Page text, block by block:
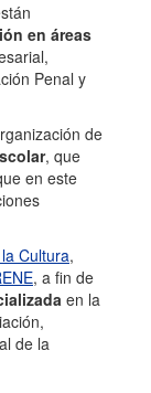
en áreas
Penal y
de
, que
en este
Cultura,
, a fin de
en la
de la